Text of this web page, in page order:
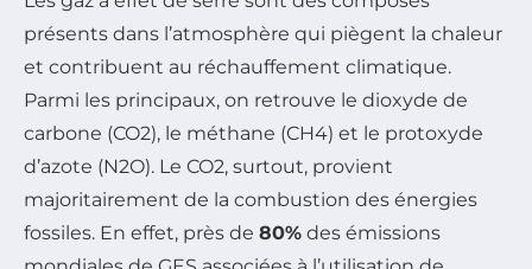
présents dans l’atmosphère qui piègent la chaleur
et contribuent au réchauffement climatique.
Parmi les principaux, on retrouve le dioxyde de
carbone (CO2), le méthane (CH4) et le protoxyde
d’azote (N2O). Le CO2, surtout, provient
majoritairement de la combustion des énergies
fossiles. En effet, près de 80% des émissions